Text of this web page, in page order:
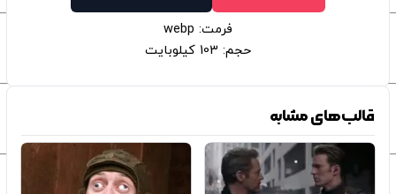
فرمت: webp
حجم: 103 کیلوبایت
قالب‌های مشابه